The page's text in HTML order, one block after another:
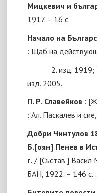
Мицкевич и
1917. – 16 с.
Начало на
: Щаб на
2. изд. 1919;
изд. 2005.
П. Р. Славейков :
: Ал. Паскалев и
Добри Чинтулов
Б.[оян] Пенев в
г. / [Състав.] Васил
БАН, 1922. – 146 с.